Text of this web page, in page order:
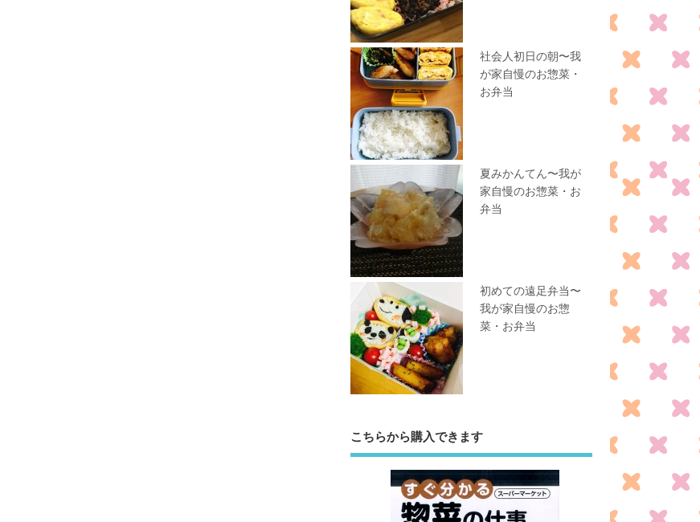
社会人初日の朝〜我
が家自慢のお惣菜・
お弁当
夏みかんてん〜我が
家自慢のお惣菜・お
弁当
初めての遠足弁当〜
我が家自慢のお惣
菜・お弁当
こちらから購入できます